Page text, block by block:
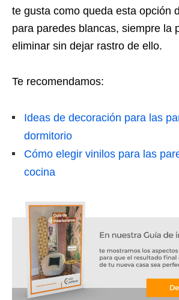
te gusta como queda esta opción
para paredes blancas, siempre la
eliminar sin dejar rastro de ello.
Te recomendamos:
Ideas de decoración para las
dormitorio
Cómo elegir vinilos para las
cocina